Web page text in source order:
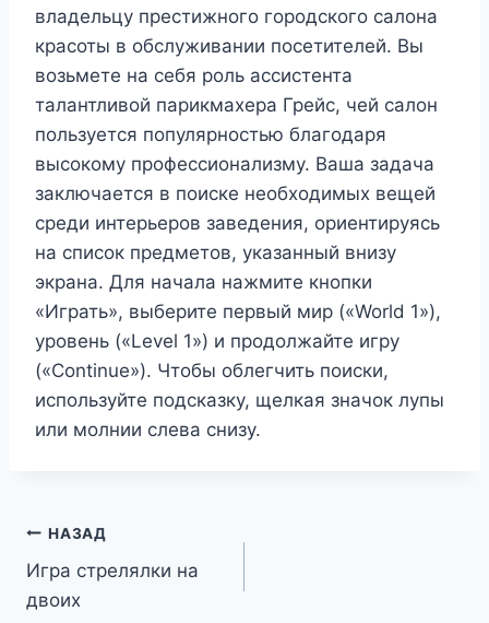
владельцу престижного городского салона
красоты в обслуживании посетителей. Вы
возьмете на себя роль ассистента
талантливой парикмахера Грейс, чей салон
пользуется популярностью благодаря
высокому профессионализму. Ваша задача
заключается в поиске необходимых вещей
среди интерьеров заведения, ориентируясь
на список предметов, указанный внизу
экрана. Для начала нажмите кнопки
«Играть», выберите первый мир («World 1»),
уровень («Level 1») и продолжайте игру
(«Continue»). Чтобы облегчить поиски,
используйте подсказку, щелкая значок лупы
или молнии слева снизу.
Навигация
по
НАЗАД
Игра стрелялки на
двоих